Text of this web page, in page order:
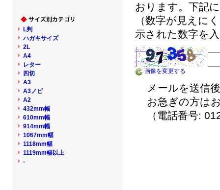
おります。下記
（数字が見えに
示された数字を
画像を変更する
メールを送信
お急ぎの方は
（電話番号:
L判
ハガキサイズ
2L
A4
レター
四切
A3
A3ノビ
A2
432mm幅
610mm幅
914mm幅
1067mm幅
1118mm幅
1119mm幅以上
-